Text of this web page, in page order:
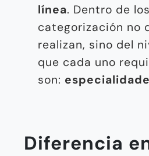
línea. Dentro de
categorización no
realizan, sino del
que cada uno
son:
Diferencia